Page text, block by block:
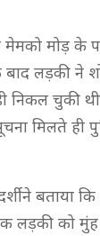
मोड़ के
बाद लड़की ने
निकल चुकी
मिलते
ने
लड़की को